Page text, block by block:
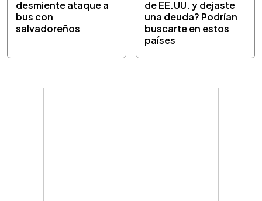
desmiente ataque a
bus con
salvadoreños
de EE.UU. y dejaste
una deuda? Podrían
buscarte en estos
países